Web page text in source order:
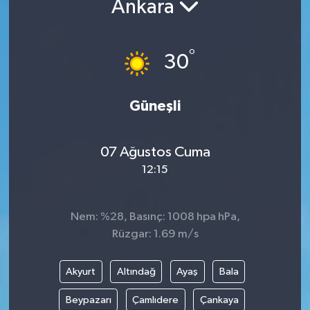
Ankara
30°
Güneşli
07 Ağustos Cuma
12:15
Nem: %28, Basınç: 1008 hpa hPa,
Rüzgar: 1.69 m/s
Akyurt Altındağ Ayaş Bala
Beypazarı Çamlıdere Çankaya
BİLİM VE TEKNOLOJİ
HABERDE İNSAN
KÜLTÜR SANAT